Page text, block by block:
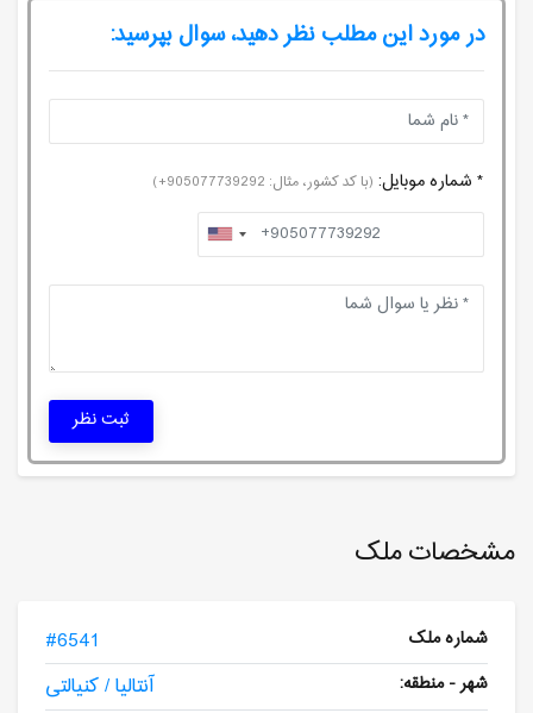
مشخصات ملک
شماره ملک #6541
شهر - منطقه: آنتالیا / کنیالتی
در مورد این مطلب نظر دهید، سوال بپرسید:
* شماره موبایل: (با کد کشور، مثال: 905077739292+)
ثبت نظر